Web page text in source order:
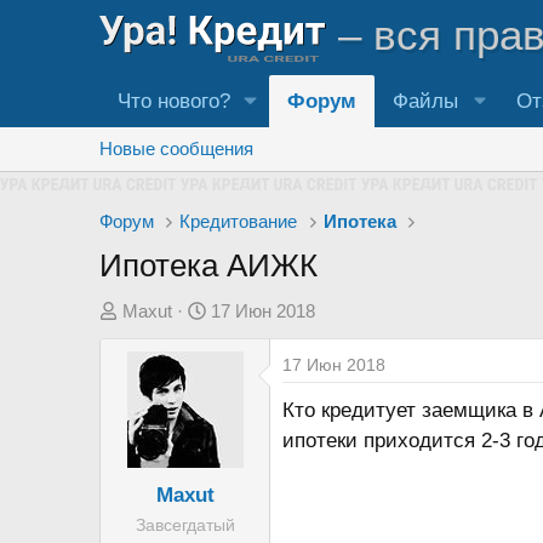
– вся
Что нового? Форум Файлы
Новые сообщения
Форум Кредитование Ипотека
Ипотека АИЖК
А
р
Maxut
Д
н
а
ч
17 Июн 2018
Maxut
Завсегдатый
17 Июн 2018
Кто кредитует заемщика
ипотеки приходится 2-3